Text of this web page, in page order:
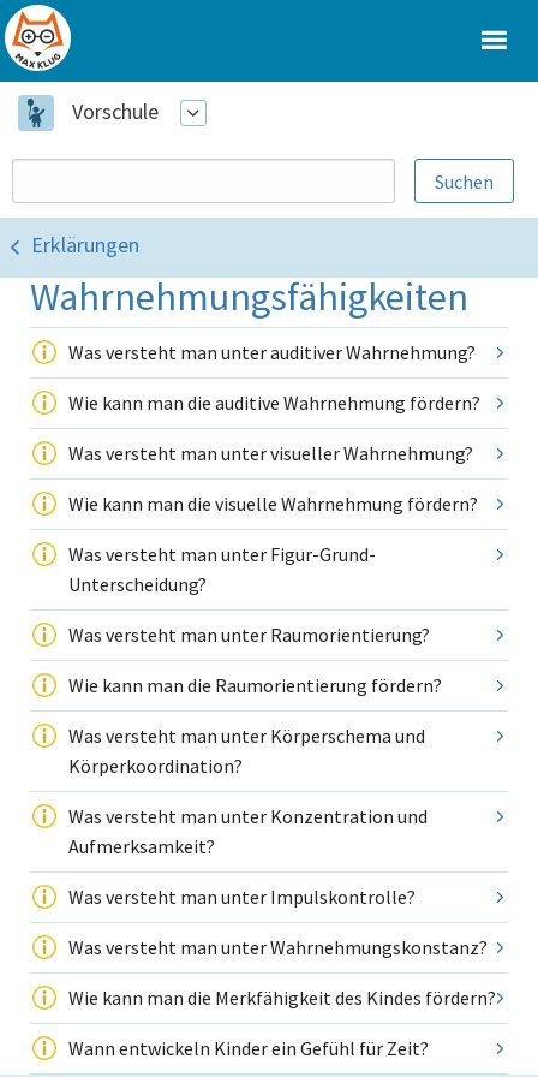
Vorschule
Erklärungen
Wahrnehmungsfähigkeiten
Was versteht man unter auditiver Wahrnehmung?
Wie kann man die auditive Wahrnehmung fördern?
Was versteht man unter visueller Wahrnehmung?
Wie kann man die visuelle Wahrnehmung fördern?
Was versteht man unter Figur-Grund-
Unterscheidung?
Was versteht man unter Raumorientierung?
Wie kann man die Raumorientierung fördern?
Was versteht man unter Körperschema und
Körperkoordination?
Was versteht man unter Konzentration und
Aufmerksamkeit?
Was versteht man unter Impulskontrolle?
Was versteht man unter Wahrnehmungskonstanz?
Wie kann man die Merkfähigkeit des Kindes fördern?
Wann entwickeln Kinder ein Gefühl für Zeit?